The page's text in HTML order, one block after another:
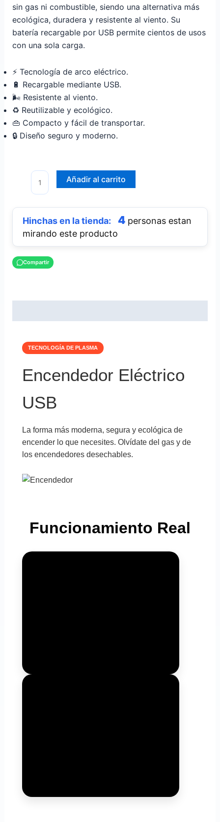
sin gas ni combustible, siendo una alternativa más
ecológica, duradera y resistente al viento. Su
batería recargable por USB permite cientos de usos
con una sola carga.
⚡ Tecnología de arco eléctrico.
🔋 Recargable mediante USB.
🌬️ Resistente al viento.
♻️ Reutilizable y ecológico.
👜 Compacto y fácil de transportar.
🔒 Diseño seguro y moderno.
Añadir al carrito
4personas estan
mirando este producto
Compartir
TECNOLOGÍA DE PLASMA
Encendedor Eléctrico
USB
La forma más moderna, segura y ecológica de
encender lo que necesites. Olvídate del gas y de
los encendedores desechables.
Funcionamiento Real